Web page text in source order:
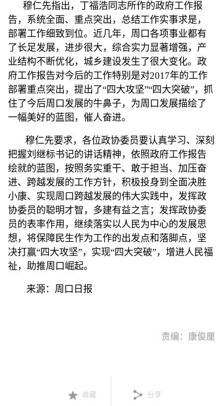
穆仁先指出，丁福浩同志所作的政府工作报
告，系统全面、重点突出，总结工作实事求是，
部署工作细致到位。近几年，周口各项事业都有
了长足发展，进步很大，综合实力显著增强，产
业结构不断优化，城乡建设发生了很大变化。政
府工作报告对今后的工作特别是对2017年的工作
部署重点突出，提出了“四大攻坚”“四大突破”，抓
住了今后周口发展的牛鼻子，为周口发展描绘了
一幅美好的蓝图，催人奋进。
穆仁先要求，各位政协委员要认真学习、深刻
把握刘继标书记的讲话精神，依照政府工作报告
绘就的蓝图，按照务实重干、敢于担当、加压奋
进、跨越发展的工作方针，积极投身到全面决胜
小康、实现周口跨越发展的伟大实践中，发挥政
协委员的聪明才智，多建有益之言；发挥政协委
员的表率作用，继续落实以人民为中心的发展思
想，将保障民生作为工作的出发点和落脚点，坚
决打赢“四大攻坚”，实现“四大突破”，增进人民福
祉，助推周口崛起。
来源：周口日报
责编：康俊厘
收藏 分享